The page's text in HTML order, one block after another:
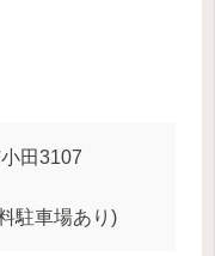
田3107
駐車場あり)